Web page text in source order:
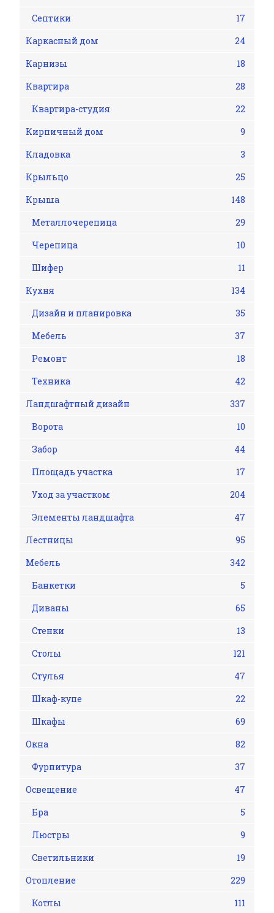
Септики
17
Каркасный дом
24
Карнизы
18
Квартира
28
Квартира-студия
22
Кирпичный дом
9
Кладовка
3
Крыльцо
25
Крыша
148
Металлочерепица
29
Черепица
10
Шифер
11
Кухня
134
Дизайн и планировка
35
Мебель
37
Ремонт
18
Техника
42
Ландшафтный дизайн
337
Ворота
10
Забор
44
Площадь участка
17
Уход за участком
204
Элементы ландшафта
47
Лестницы
95
Мебель
342
Банкетки
5
Диваны
65
Стенки
13
Столы
121
Стулья
47
Шкаф-купе
22
Шкафы
69
Окна
82
Фурнитура
37
Освещение
47
Бра
5
Люстры
9
Светильники
19
Отопление
229
Котлы
111